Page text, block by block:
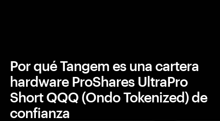
Por qué Tangem es una cartera
hardware ProShares UltraPro
Short QQQ (Ondo Tokenized) de
confianza